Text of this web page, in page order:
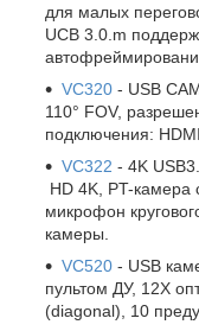
для малых
UCB 3.0.m
VC320 - USB
110° FOV,
подключения:
VC322 - 4K
HD 4K, PT-
микрофон
камеры.
VC520 - USB
пультом ДУ, 12X
(diagonal), 10